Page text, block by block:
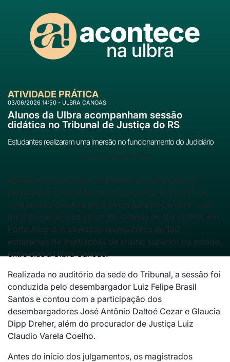
ATIVIDADE PRÁTICA
03/06/2026 14:50 - ULBRA CANOAS
Alunos da Ulbra acompanham sessão
didática no Tribunal de Justiça do RS
Estudantes realizaram uma imersão no funcionamento do Judiciário
| Foto: Divulgação/Ulbra
Acadêmicos do curso de Direito da Ulbra Canoas
participaram, na tarde da última quarta-feira (27), de
uma sessão didática promovida pela 8ª Câmara Cível
do Tribunal de Justiça do Rio Grande do Sul (TJRS), em
Porto Alegre. A atividade reuniu cerca de 180
estudantes de instituições de ensino superior do estado,
entre elas a Ulbra Canoas.
Realizada no auditório da sede do Tribunal, a sessão foi
conduzida pelo desembargador Luiz Felipe Brasil
Santos e contou com a participação dos
desembargadores José Antônio Daltoé Cezar e Glaucia
Dipp Dreher, além do procurador de Justiça Luiz
Claudio Varela Coelho.
Antes do início dos julgamentos, os magistrados